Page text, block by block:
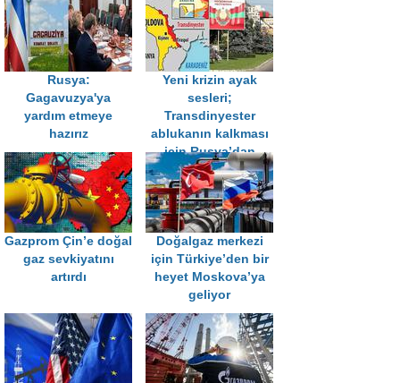
Rusya:
Gagavuzya'ya
yardım etmeye
hazırız
Yeni krizin ayak
sesleri;
Transdinyester
ablukanın kalkması
için Rusya’dan
yardım istedi
Gazprom Çin’e doğal
gaz sevkiyatını
artırdı
Doğalgaz merkezi
için Türkiye’den bir
heyet Moskova’ya
geliyor